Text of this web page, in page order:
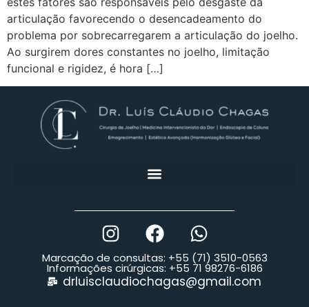
articulação favorecendo o desencadeamento do
problema por sobrecarregarem a articulação do joelho.
Ao surgirem dores constantes no joelho, limitação
funcional e rigidez, é hora […]
Marcação de consultas: +55 (71) 3510-0563
Informações cirúrgicas: +55 71 98276-6186
drluisclaudiochagas@gmail.com